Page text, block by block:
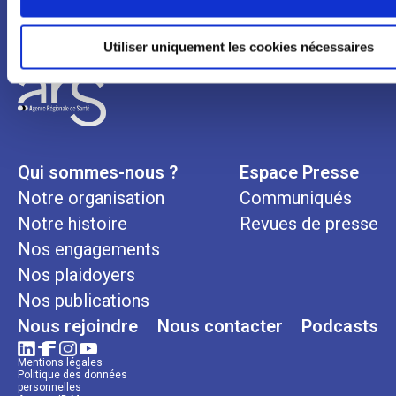
Utiliser uniquement les cookies nécessaires
Qui sommes-nous ?
Notre organisation
Notre histoire
Nos engagements
Nos plaidoyers
Nos publications
Espace Presse
Communiqués
Revues de presse
Nous rejoindre Nous contacter Podcasts
Mentions légales
Politique des données
personnelles